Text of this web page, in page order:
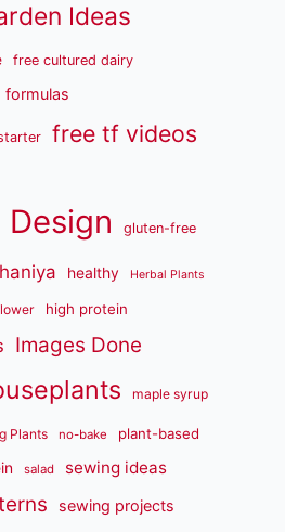
Ideas
free cultured dairy
formulas
free tf videos
Design gluten-free
haniya healthy Herbal Plants
high protein
Images Done
maple syrup
Plants no-bake plant-based
salad sewing ideas
sewing projects